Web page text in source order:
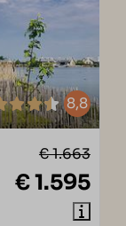
8,8
€ 1.663
€ 1.595